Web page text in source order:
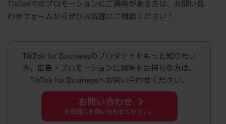
TikTokでのプロモーションにご興味がある方は、お問い合
わせフォームからぜひお気軽にご相談ください！
TikTok for Businessのプロダクトをもっと知りたい
方、広告・プロモーションに興味をお持ちの方は、
TikTok for Businessへお問い合わせください。
お問い合わせ
お気軽にお問い合わせください。